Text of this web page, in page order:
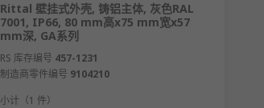
Rittal 壁挂式外壳, 铸铝主体, 灰色RAL
7001, IP66, 80 mm高x75 mm宽x57
mm深, GA系列
RS 库存编号 457-1231
制造商零件编号 9104210
小计（1 件）